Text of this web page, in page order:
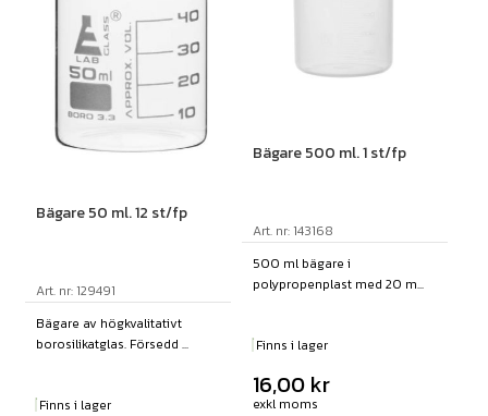
Bägare 50 ml. 12 st/fp
Art. nr: 129491
Bägare av högkvalitativt
borosilikatglas. Försedd ...
Finns i lager
Bägare 500 ml. 1 st/fp
Art. nr: 143168
500 ml bägare i
polypropenplast med 20 m...
Finns i lager
16,00 kr
exkl moms